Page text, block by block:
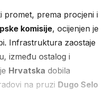
promet, prema procjeni i
komisije, ocijenjen je
Infrastruktura zaostaje
između ostalog i
Hrvatska dobila
na pruzi Dugo Selo